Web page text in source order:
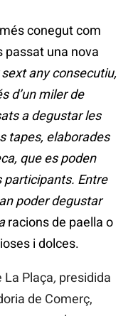
conegut com
passat una nova
any consecutiu,
d’un miler de
a degustar les
tapes, elaborades
que es poden
Entre
poder degustar
racions de paella o
i dolces.
La Plaça, presidida
de Comerç,